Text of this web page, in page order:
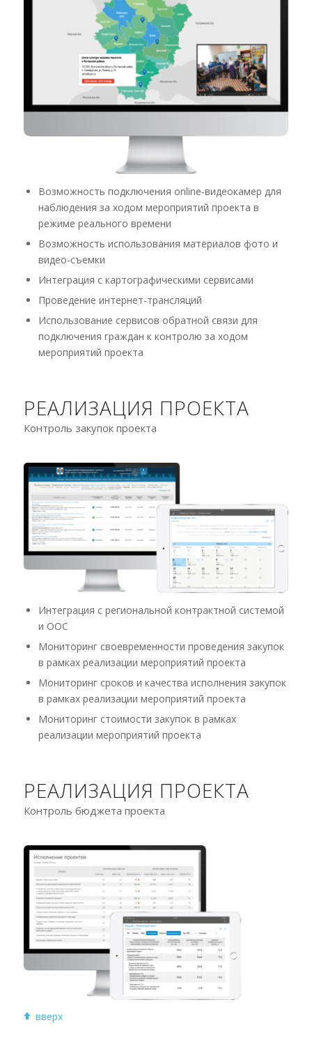
Возможность подключения online-видеокамер для
наблюдения за ходом мероприятий проекта в
режиме реального времени
Возможность использования материалов фото и
видео-съемки
Интеграция с картографическими сервисами
Проведение интернет-трансляций
Использование сервисов обратной связи для
подключения граждан к контролю за ходом
мероприятий проекта
РЕАЛИЗАЦИЯ ПРОЕКТА
Контроль закупок проекта
Интеграция с региональной контрактной системой
и ООС
Мониторинг своевременности проведения закупок
в рамках реализации мероприятий проекта
Мониторинг сроков и качества исполнения закупок
в рамках реализации мероприятий проекта
Мониторинг стоимости закупок в рамках
реализации мероприятий проекта
РЕАЛИЗАЦИЯ ПРОЕКТА
Контроль бюджета проекта
вверх